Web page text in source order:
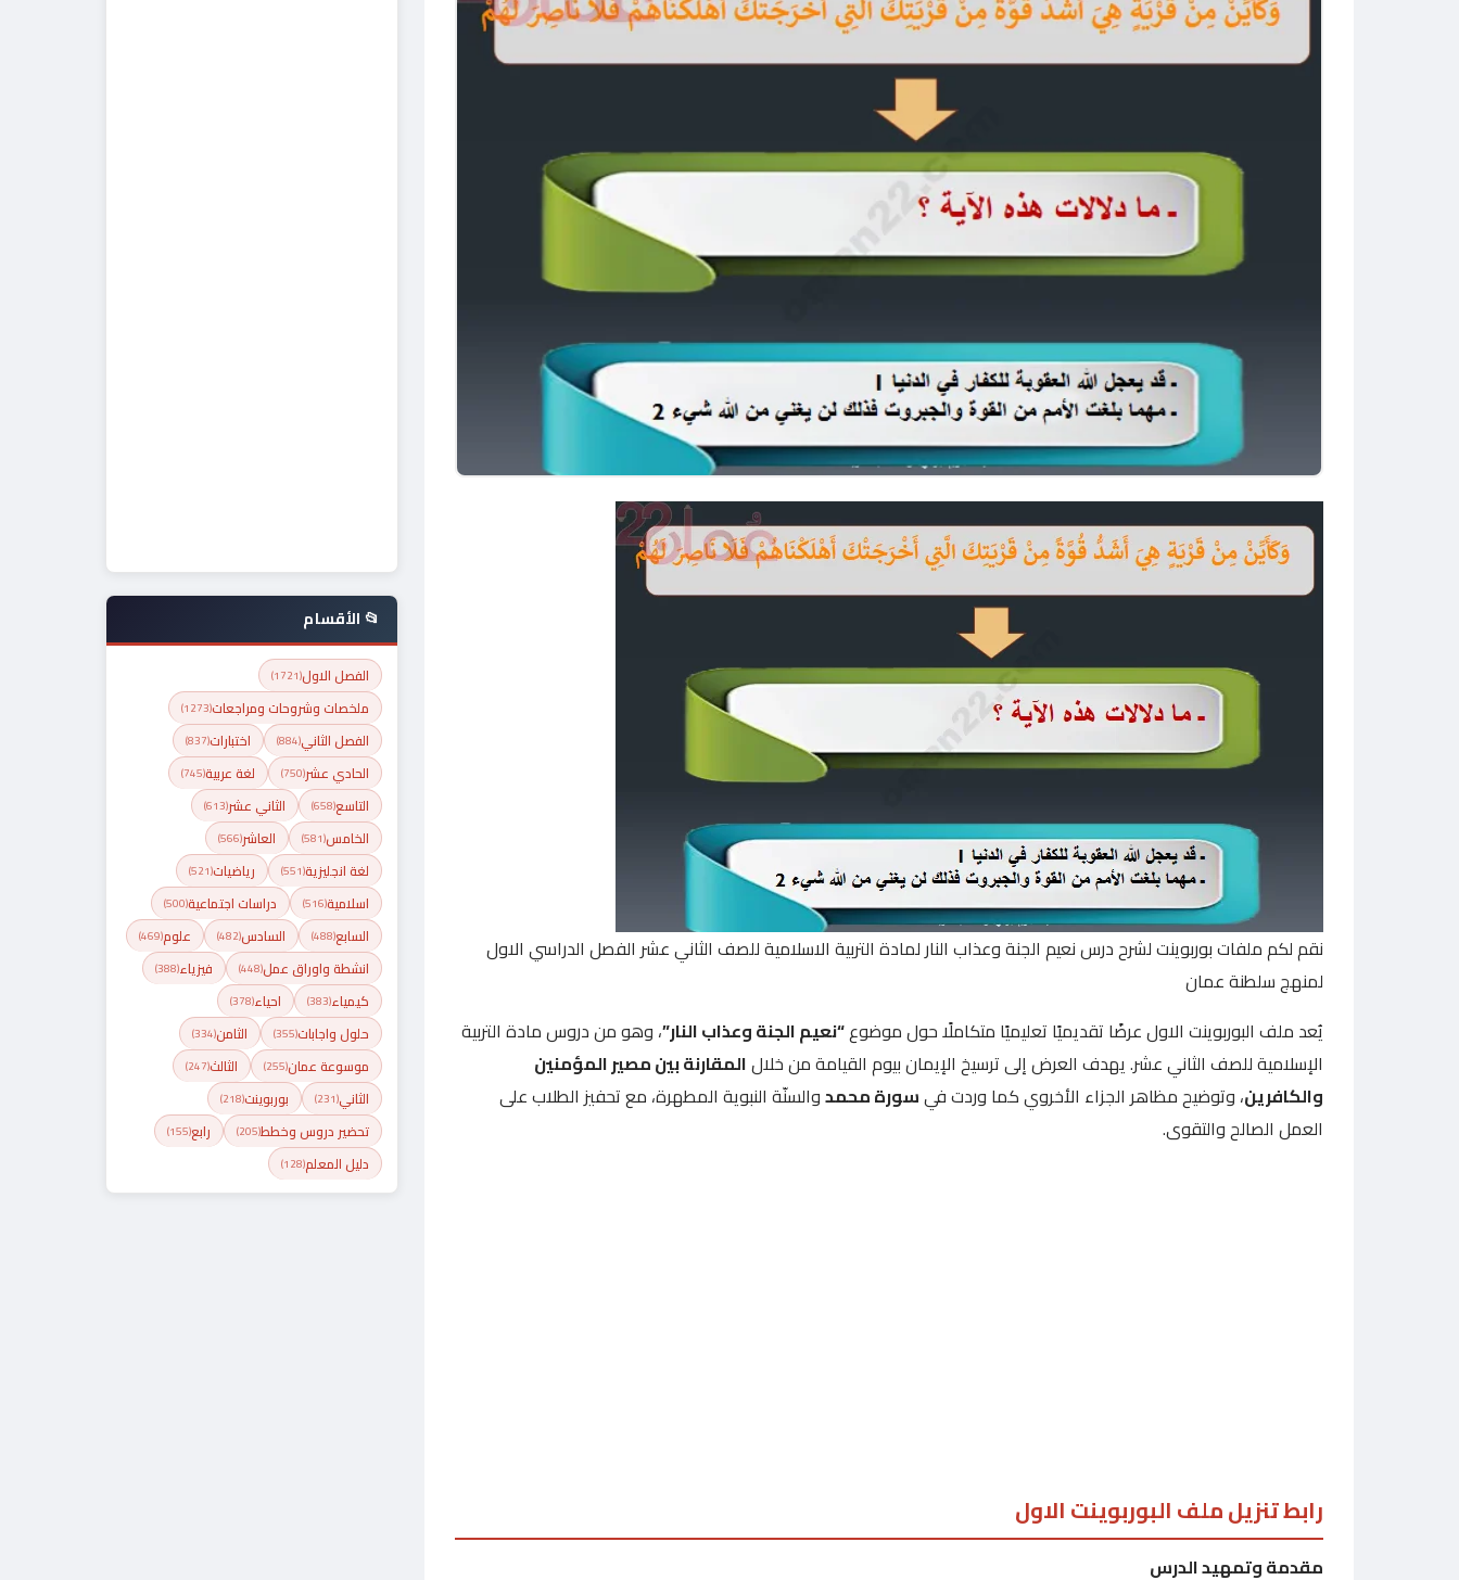
نقم لكم ملفات بوربوينت لشرح درس نعيم الجنة وعذاب النار لمادة التربية الاسلامية للصف الثاني عشر الفصل الدراسي الاول
لمنهج سلطنة عمان
يُعد ملف البوربوينت الاول عرضًا تقديميًا تعليميًا متكاملًا حول موضوع“نعيم الجنة وعذاب النار”، وهو من دروس مادة التربية
الإسلامية للصف الثاني عشر. يهدف العرض إلى ترسيخ الإيمان بيوم القيامة من خلالالمقارنة بين مصير المؤمنين
والكافرين، وتوضيح مظاهر الجزاء الأخروي كما وردت فيسورة محمدوالسنّة النبوية المطهرة، مع تحفيز الطلاب على
العمل الصالح والتقوى.
رابط تنزيل ملف البوربوينت الاول
مقدمة وتمهيد الدرس
📂 الأقسام
الفصل الاول(1721)
ملخصات وشروحات ومراجعات(1273)
الفصل الثاني(884) اختبارات(837)
الحادي عشر(750) لغة عربية(745)
التاسع(658) الثاني عشر(613)
الخامس(581) العاشر(566)
لغة انجليزية(551) رياضيات(521)
اسلامية(516) دراسات اجتماعية(500)
السابع(488) السادس(482) علوم(469)
انشطة واوراق عمل(448) فيزياء(388)
كيمياء(383) احياء(378)
حلول واجابات(355) الثامن(334)
موسوعة عمان(255) الثالث(247)
الثاني(231) بوربوينت(218)
تحضير دروس وخطط(205) رابع(155)
دليل المعلم(128)